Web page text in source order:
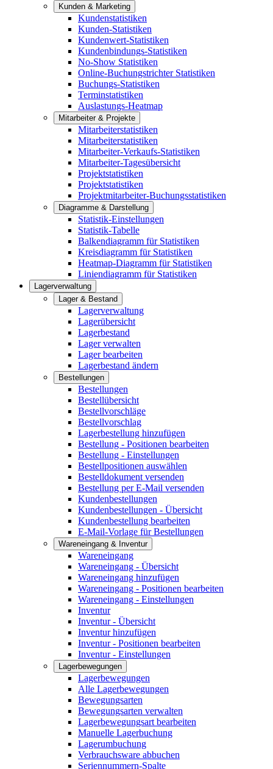
Kunden & Marketing
Kundenstatistiken
Kunden-Statistiken
Kundenwert-Statistiken
Kundenbindungs-Statistiken
No-Show Statistiken
Online-Buchungstrichter Statistiken
Buchungs-Statistiken
Terminstatistiken
Auslastungs-Heatmap
Mitarbeiter & Projekte
Mitarbeiterstatistiken
Mitarbeiterstatistiken
Mitarbeiter-Verkaufs-Statistiken
Mitarbeiter-Tagesübersicht
Projektstatistiken
Projektstatistiken
Projektmitarbeiter-Buchungsstatistiken
Diagramme & Darstellung
Statistik-Einstellungen
Statistik-Tabelle
Balkendiagramm für Statistiken
Kreisdiagramm für Statistiken
Heatmap-Diagramm für Statistiken
Liniendiagramm für Statistiken
Lagerverwaltung
Lager & Bestand
Lagerverwaltung
Lagerübersicht
Lagerbestand
Lager verwalten
Lager bearbeiten
Lagerbestand ändern
Bestellungen
Bestellungen
Bestellübersicht
Bestellvorschläge
Bestellvorschlag
Lagerbestellung hinzufügen
Bestellung - Positionen bearbeiten
Bestellung - Einstellungen
Bestellpositionen auswählen
Bestelldokument versenden
Bestellung per E-Mail versenden
Kundenbestellungen
Kundenbestellungen - Übersicht
Kundenbestellung bearbeiten
E-Mail-Vorlage für Bestellungen
Wareneingang & Inventur
Wareneingang
Wareneingang - Übersicht
Wareneingang hinzufügen
Wareneingang - Positionen bearbeiten
Wareneingang - Einstellungen
Inventur
Inventur - Übersicht
Inventur hinzufügen
Inventur - Positionen bearbeiten
Inventur - Einstellungen
Lagerbewegungen
Lagerbewegungen
Alle Lagerbewegungen
Bewegungsarten
Bewegungsarten verwalten
Lagerbewegungsart bearbeiten
Manuelle Lagerbuchung
Lagerumbuchung
Verbrauchsware abbuchen
Seriennummern-Spalte